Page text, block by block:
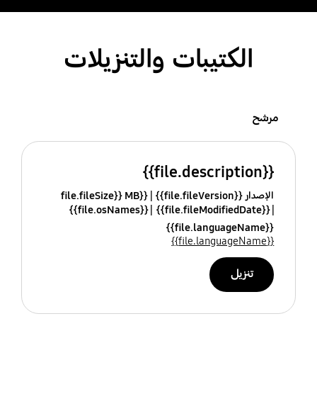
الكتيبات والتنزيلات
مرشح
{{file.description}}
الإصدار {{file.fileVersion}}
{{file.fileSize}} MB
{{file.fileModifiedDate}}
{{file.osNames}}
{{file.languageName}}
{{file.languageName}}
تنزيل